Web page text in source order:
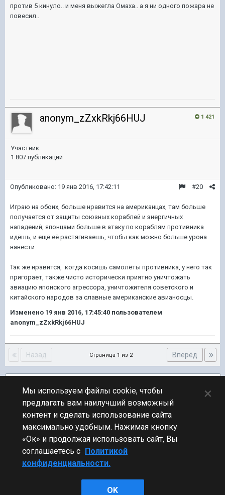
против 5 кинуло.. и меня выжегла Омаха.. а я ни одного пожара не
повесил..
1 421
anonym_zZxkRkj66HUJ
Участник
1 807 публикаций
#20
Опубликовано: 19 янв 2016, 17:42:11
Играю на обоих, больше нравится на американцах, там больше
получается от защиты союзных кораблей и энергичных
нападений, японцами больше в атаку по кораблям противника
идёшь, и ещё её растягиваешь, чтобы как можно больше урона
нанести.
Так же нравится, когда косишь самолёты противника, у него так
пригорает, также чисто исторически приятно уничтожать
авиацию японского агрессора, уничтожителя советского и
китайского народов за славные американские авианосцы.
Изменено 19 янв 2016, 17:45:40 пользователем
anonym_zZxkRkj66HUJ
Назад Вперёд
Страница 1 из 2
ПЕРЕЙТИ К СПИСКУ ТЕМ
Обсуждение Мира Кораблей
Стиль
Мы используем файлы cookie, чтобы
предлагать вам наилучший возможный
контент и сделать использование сайта
максимально удобным. Нажимая кнопку
«Ок» и продолжая использовать сайт, Вы
соглашаетесь с Политикой
конфиденциальности.
OK
×